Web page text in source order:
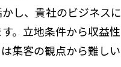
し、貴社のビジネスに
。立地条件から収益性
集客の観点から難しい